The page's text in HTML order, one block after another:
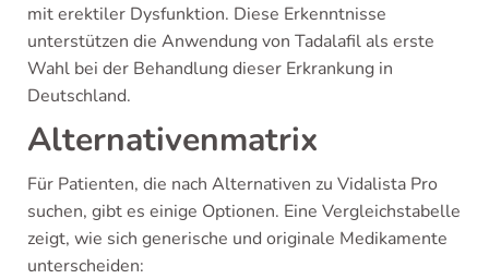
mit erektiler Dysfunktion. Diese Erkenntnisse
unterstützen die Anwendung von Tadalafil als erste
Wahl bei der Behandlung dieser Erkrankung in
Deutschland.
Alternativenmatrix
Für Patienten, die nach Alternativen zu Vidalista Pro
suchen, gibt es einige Optionen. Eine Vergleichstabelle
zeigt, wie sich generische und originale Medikamente
unterscheiden: